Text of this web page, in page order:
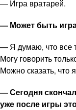
— Игра вратарей.
— Может быть
— Я думаю, что все
Могу говорить
Можно сказать, что
— Сегодня
уже после игры